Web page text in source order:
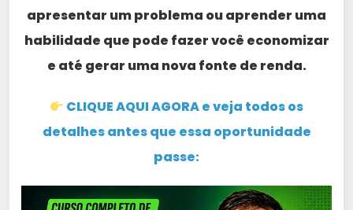
apresentar um problema ou aprender uma
habilidade que pode fazer você economizar
e até gerar uma nova fonte de renda.
CLIQUE AQUI AGORA e veja todos os
detalhes antes que essa oportunidade
passe: